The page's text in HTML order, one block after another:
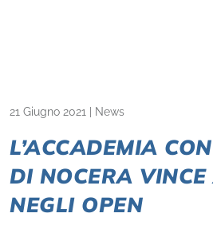
21 Giugno 2021 News
L’ACCADEMIA
DI NOCERA
NEGLI OPEN